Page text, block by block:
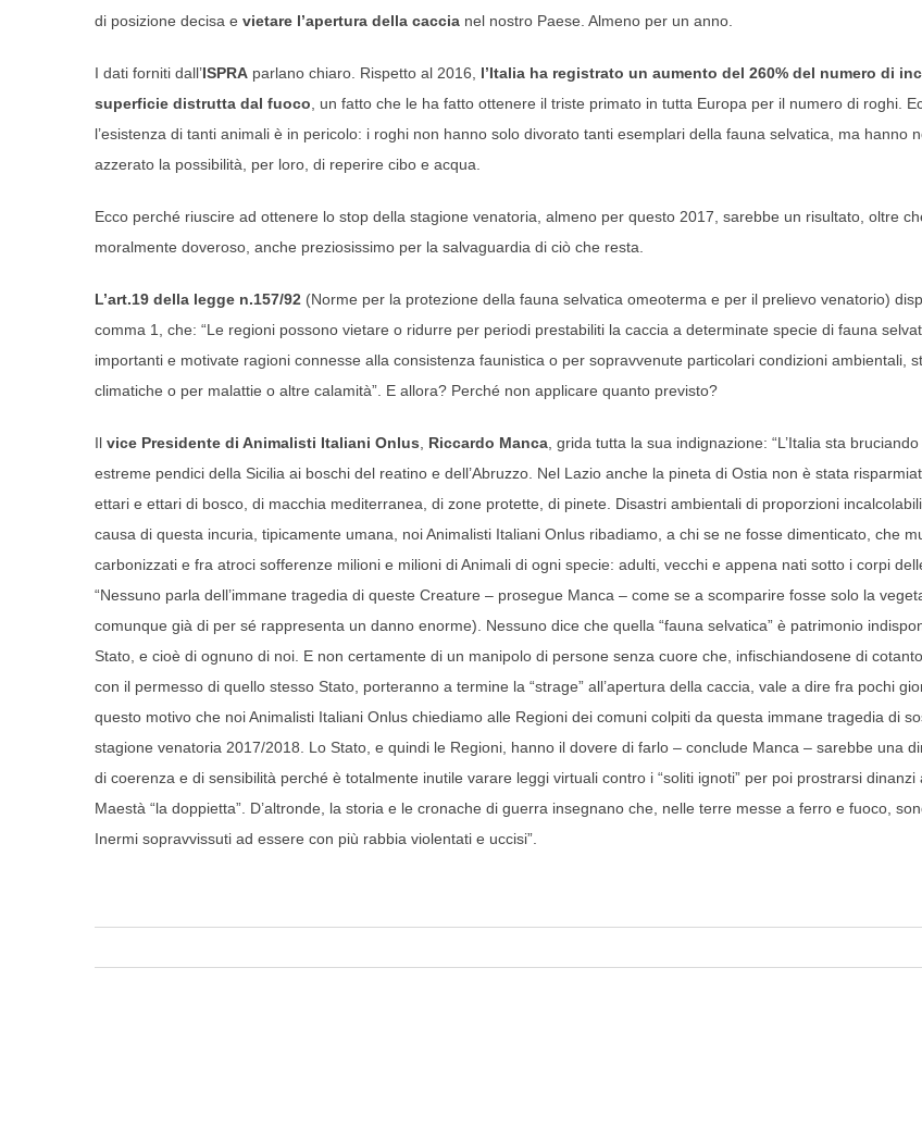
di posizione decisa e vietare l’apertura della caccia nel nostro Paese. Almeno per un anno.
I dati forniti dall’ISPRA parlano chiaro. Rispetto al 2016,
l’Italia ha registrato un aumento del 260% del numero di
superficie distrutta dal fuoco , un fatto che le ha fatto ottenere il triste primato in tutta Europa per il numero di roghi.
l’esistenza di tanti animali è in pericolo: i roghi non hanno solo divorato tanti esemplari della fauna selvatica, ma hanno
azzerato la possibilità, per loro, di reperire cibo e acqua.
Ecco perché riuscire ad ottenere lo stop della stagione venatoria, almeno per questo 2017, sarebbe un risultato, oltre
moralmente doveroso, anche preziosissimo per la salvaguardia di ciò che resta.
L’art.19 della legge n.157/92 (Norme per la protezione della fauna selvatica omeoterma e per il prelievo venatorio)
comma 1, che: “Le regioni possono vietare o ridurre per periodi prestabiliti la caccia a determinate specie di fauna
importanti e motivate ragioni connesse alla consistenza faunistica o per sopravvenute particolari condizioni ambientali,
climatiche o per malattie o altre calamità”. E allora? Perché non applicare quanto previsto?
Il vice Presidente di Animalisti Italiani Onlus Riccardo Manca , grida tutta la sua indignazione: “L’Italia sta
estreme pendici della Sicilia ai boschi del reatino e dell’Abruzzo. Nel Lazio anche la pineta di Ostia non è stata
ettari e ettari di bosco, di macchia mediterranea, di zone protette, di pinete. Disastri ambientali di proporzioni
causa di questa incuria, tipicamente umana, noi Animalisti Italiani Onlus ribadiamo, a chi se ne fosse dimenticato, che
carbonizzati e fra atroci sofferenze milioni e milioni di Animali di ogni specie: adulti, vecchi e appena nati sotto i corpi
“Nessuno parla dell’immane tragedia di queste Creature – prosegue Manca – come se a scomparire fosse solo la
comunque già di per sé rappresenta un danno enorme). Nessuno dice che quella “fauna selvatica” è patrimonio
Stato, e cioè di ognuno di noi. E non certamente di un manipolo di persone senza cuore che, infischiandosene di
con il permesso di quello stesso Stato, porteranno a termine la “strage” all’apertura della caccia, vale a dire fra pochi
questo motivo che noi Animalisti Italiani Onlus chiediamo alle Regioni dei comuni colpiti da questa immane tragedia di
stagione venatoria 2017/2018. Lo Stato, e quindi le Regioni, hanno il dovere di farlo – conclude Manca – sarebbe una
di coerenza e di sensibilità perché è totalmente inutile varare leggi virtuali contro i “soliti ignoti” per poi prostrarsi dinanzi
Maestà “la doppietta”. D’altronde, la storia e le cronache di guerra insegnano che, nelle terre messe a ferro e fuoco,
Inermi sopravvissuti ad essere con più rabbia violentati e uccisi”.